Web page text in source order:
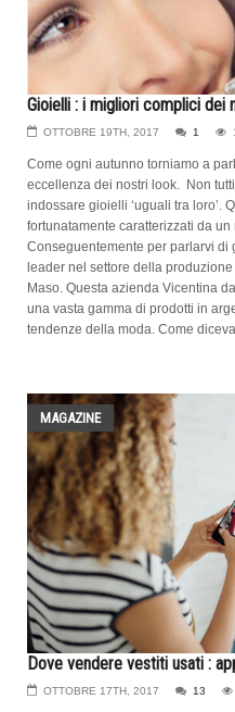
Gioielli : i migliori complici dei
OTTOBRE 19TH, 2017 1
Come ogni autunno torniamo a
eccellenza dei nostri look. Non
indossare gioielli ‘uguali tra loro’.
fortunatamente caratterizzati da un
Conseguentemente per parlarvi
leader nel settore della
Maso. Questa azienda Vicentina
una vasta gamma di prodotti in
tendenze della moda. Come
MAGAZINE
Dove vendere vestiti usati :
OTTOBRE 17TH, 2017 13